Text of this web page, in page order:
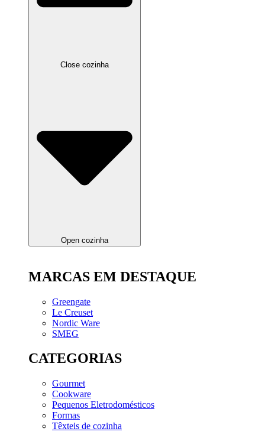
Close cozinha
Open cozinha
MARCAS EM DESTAQUE
Greengate
Le Creuset
Nordic Ware
SMEG
CATEGORIAS
Gourmet
Cookware
Pequenos Eletrodomésticos
Formas
Têxteis de cozinha